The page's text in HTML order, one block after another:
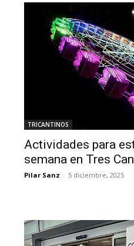
TRICANTINOS
Actividades para
semana en Tres
Pilar Sanz - 5 diciembre, 2025